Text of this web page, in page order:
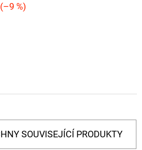
(–9 %)
SOUVISEJÍCÍ PRODUKTY